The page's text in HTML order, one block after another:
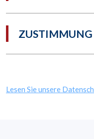
ZUSTIMMUNG
Lesen Sie unsere